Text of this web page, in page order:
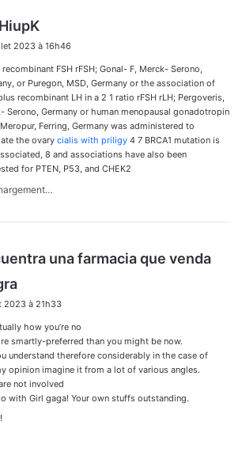
t
:
2023 à 16h46
recombinant FSH rFSH; Gonal- F, Merck- Serono,
or Puregon, MSD, Germany or the association of
recombinant LH in a 2 1 ratio rFSH rLH; Pergoveris,
Serono, Germany or human menopausal gonadotropin
Ferring, Germany was administered to
the ovary cialis with priligy 4 7 BRCA1 mutation is
8 and associations have also been
for PTEN, P53, and CHEK2
una farmacia que venda
t
:
2023 à 21h33
how you’re no
smartly-preferred than you might be now.
understand therefore considerably in the case of
opinion imagine it from a lot of various angles.
not involved
with Girl gaga! Your own stuffs outstanding.